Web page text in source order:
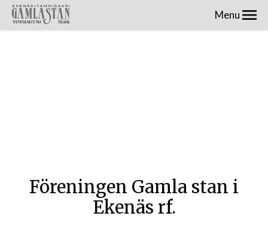
Menu
Föreningen Gamla stan i
Ekenäs rf.